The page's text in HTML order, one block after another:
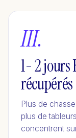
III.
1- 2 jours
récupérés
Plus de
plus de
concentrent